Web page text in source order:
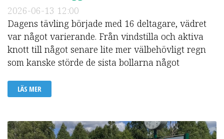
2026-06-13 12:00
Dagens tävling började med 16 deltagare, vädret
var något varierande. Från vindstilla och aktiva
knott till något senare lite mer välbehövligt regn
som kanske störde de sista bollarna något
LÄS MER